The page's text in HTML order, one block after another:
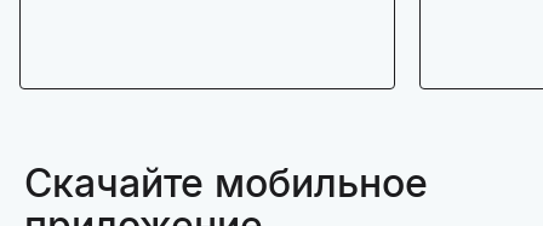
Скачайте мобильное